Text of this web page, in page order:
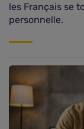
les Français se
personnelle.